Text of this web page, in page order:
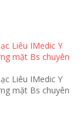
Liêu IMedic Y
mặt Bs chuyên
Liêu IMedic Y
mặt Bs chuyên